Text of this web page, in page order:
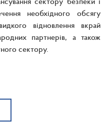
необхідного обсягу
відновлення вкрай
партнерів, а також
сектору.